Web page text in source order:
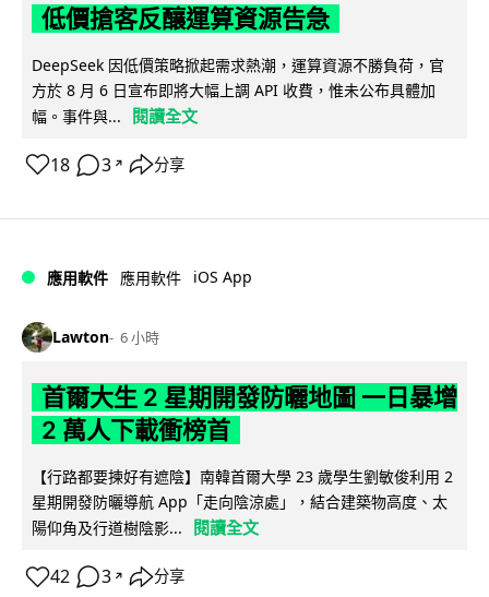
低價搶客反釀運算資源告急
DeepSeek 因低價策略掀起需求熱潮，運算資源不勝負荷，官
方於 8 月 6 日宣布即將大幅上調 API 收費，惟未公布具體加
幅。事件與...
閱讀全文
18 3 ↗ 分享
應用軟件 應用軟件 iOS App
Lawton 6 小時
首爾大生 2 星期開發防曬地圖 一日暴增
2 萬人下載衝榜首
【行路都要揀好有遮陰】南韓首爾大學 23 歲學生劉敏俊利用 2
星期開發防曬導航 App「走向陰涼處」，結合建築物高度、太
陽仰角及行道樹陰影...
閱讀全文
42 3 ↗ 分享